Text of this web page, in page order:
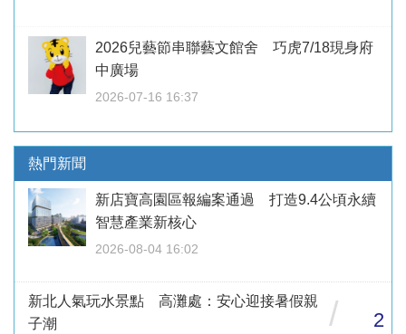
2026兒藝節串聯藝文館舍 巧虎7/18現身府
中廣場
2026-07-16 16:37
熱門新聞
新店寶高園區報編案通過 打造9.4公頃永續
智慧產業新核心
2026-08-04 16:02
新北人氣玩水景點 高灘處：安心迎接暑假親
子潮
/ 2